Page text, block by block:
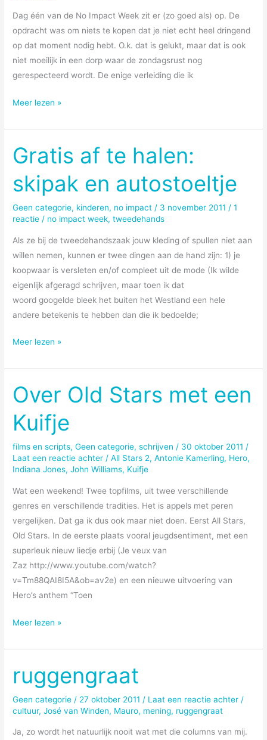
Dag één van de No Impact Week zit er (zo goed als) op. De
opdracht was om niets te kopen dat je niet echt heel dringend
op dat moment nodig hebt. O.k. dat is gelukt, maar dat is ook
niet moeilijk in een dorp waar de zondagsrust nog
gerespecteerd wordt. De enige verleiding die ik
Verleiding
soms
in
de
vorm
van
een
zeepketting
Meer lezen »
Gratis af te halen:
skipak en autostoeltje
Geen categorie, kinderen, no impact / 3 november 2011 /1
reactie / no impact week,tweedehands
Als ze bij de tweedehandszaak jouw kleding of spullen niet aan
willen nemen, kunnen er twee dingen aan de hand zijn: 1) je
koopwaar is versleten en/of compleet uit de mode (Ik wilde
eigenlijk afgeragd schrijven, maar toen ik dat
woord googelde bleek het buiten het Westland een hele
andere betekenis te hebben dan die ik bedoelde;
Gratis
te
halen:
skipak
en
autostoeltje
Meer lezen »
Over Old Stars met een
Kuifje
films en scripts,Geen categorie,schrijven / 30 oktober 2011/
Laat een reactie achter /All Stars 2,Antonie Kamerling, Hero,
Indiana Jones,John Williams, Kuifje
Wat een weekend! Twee topfilms, uit twee verschillende
genres en verschillende tradities. Het is appels met peren
vergelijken. Dat ga ik dus ook maar niet doen. Eerst All Stars,
Old Stars. In de eerste plaats vooral jeugdsentiment, met een
superleuk nieuw liedje erbij (Je veux van
Zaz http://www.youtube.com/watch?
v=Tm88QAI8I5A&ob=av2e) en een nieuwe uitvoering van
Hero’s anthem “Toen
Over
Stars
een
Kuifje
Meer lezen »
ruggengraat
Geen categorie / 27 oktober 2011 / Laat een reactie achter /
cultuur,José van Winden, Mauro, mening, ruggengraat
Ja, zo wordt het natuurlijk nooit wat met die columns van mij.